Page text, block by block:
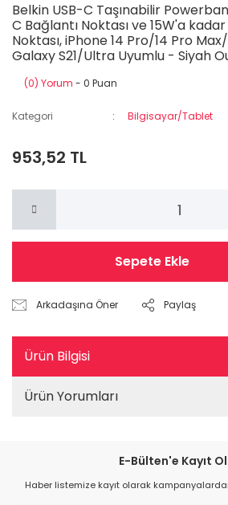
Belkin USB-C Taşınabilir
C Bağlantı Noktası ve 15W'a
Noktası, iPhone 14 Pro/14 Pro
Galaxy S21/Ultra Uyumlu - Siyah
(0) Yorum - 0 Puan
Kategori Bilgisayar/Tablet
953,52 TL
Sepete Ekle
Arkadaşına Öner Paylaş
Ürün Bilgisi
Ürün Yorumları
E-Bülten'e Kayıt
Haber listemize kayıt olarak